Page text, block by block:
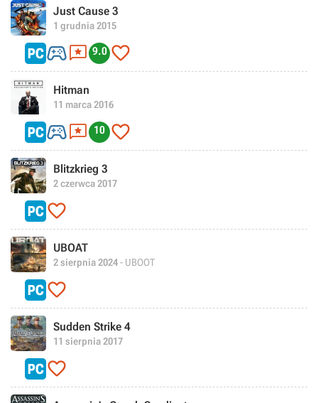
Just Cause 3
1 grudnia 2015
 9.0 
Hitman
11 marca 2016
 10 
Blitzkrieg 3
2 czerwca 2017

UBOAT
2 sierpnia 2024- UBOOT

Sudden Strike 4
11 sierpnia 2017
